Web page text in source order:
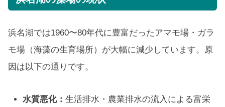
浜名湖では1960〜80年代に豊富だったアマモ場・ガラ
モ場（海藻の生育場所）が大幅に減少しています。原
因は以下の通りです。
水質悪化：生活排水・農業排水の流入による富栄